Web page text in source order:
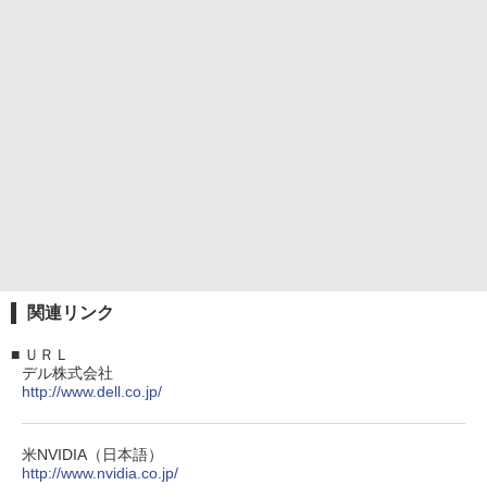
関連リンク
■ ＵＲＬ
デル株式会社
http://www.dell.co.jp/
米NVIDIA（日本語）
http://www.nvidia.co.jp/